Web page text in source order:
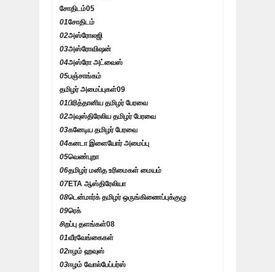
சோதிடம்05
01சோதிடம்
02அஸ்ரோலஜி
03அஸ்ரோவிஷன்
04அஸ்ரோ அட்வைஸ்
05பஞ்சாங்கம்
தமிழர் அமைப்புகள்09
01பிரித்தானிய தமிழர் பேரவை
02அவுஸ்திரேலிய தமிழர் பேரவை
03கனேடிய தமிழர் பேரவை
04கனடா இளையோர் அமைப்பு
05வெண்புறா
06தமிழர் மனித உரிமைகள் மையம்
07ETA ஆஸ்திரேலியா
08டென்மார்க் தமிழர் ஒருங்கிணைப்புக்குழு
09ரெக்
சிறப்பு தளங்கள்08
01வீரவேங்கைகள்
02ஈழம் ஹவுஸ்
03ஈழம் வோல்பேப்பர்ஸ்